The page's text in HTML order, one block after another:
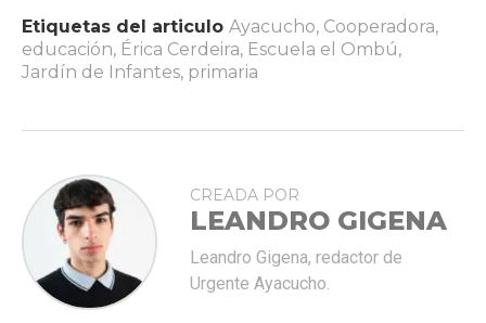
Etiquetas del articulo Ayacucho, Cooperadora,
educación, Érica Cerdeira, Escuela el Ombú,
Jardín de Infantes, primaria
CREADA POR
LEANDRO GIGENA
Leandro Gigena, redactor de
Urgente Ayacucho.